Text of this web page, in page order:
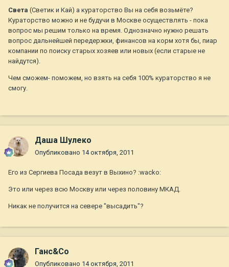
Света (Светик и Кай) а кураторство Вы на себя возьмёте?
Кураторство можно и не будучи в Москве осуществлять - пока
вопрос мы решим только на время. Однозначно нужно решать
вопрос дальнейшей передержки, финансов на корм хотя бы, пиар
компании по поиску старых хозяев или новых (если старые не
найдутся).
Чем сможем- поможем, но взять на себя 100% кураторство я не
смогу.
Даша Шулеко
Опубликовано 14 октября, 2011
Его из Сергиева Посада везут в Выхино? :wacko:
Это или через всю Москву или через половину МКАД.
Никак не получится на севере "высадить"?
Ганс&Co
Опубликовано 14 октября, 2011